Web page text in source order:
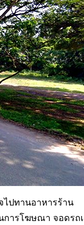
ไปทานอาหารร้าน
ารโฆษณา จอดรถ